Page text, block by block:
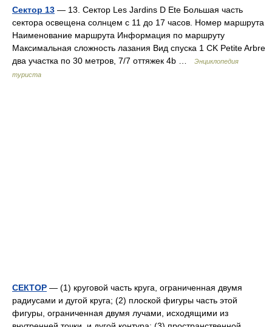
Сектор 13 — 13. Сектор Les Jardins D Ete Большая часть
сектора освещена солнцем с 11 до 17 часов. Номер маршрута
Наименование маршрута Информация по маршруту
Максимальная cложность лазания Вид спуска 1 CK Petite Arbre
два участка по 30 метров, 7/7 оттяжек 4b …
Энциклопедия
туриста
СЕКТОР — (1) круговой часть круга, ограниченная двумя
радиусами и дугой круга; (2) плоской фигуры часть этой
фигуры, ограниченная двумя лучами, исходящими из